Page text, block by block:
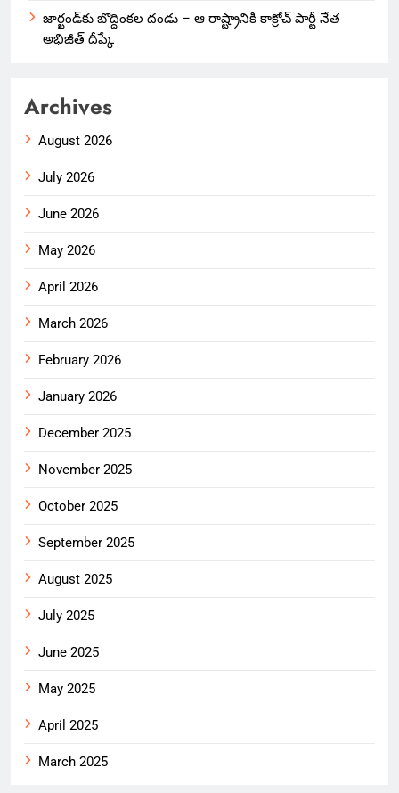
జార్ఖండ్‌కు బొద్దింకల దండు – ఆ రాష్ట్రానికి కాక్రోచ్ పార్టీ నేత
అభిజీత్ దీప్కే
Archives
August 2026
July 2026
June 2026
May 2026
April 2026
March 2026
February 2026
January 2026
December 2025
November 2025
October 2025
September 2025
August 2025
July 2025
June 2025
May 2025
April 2025
March 2025